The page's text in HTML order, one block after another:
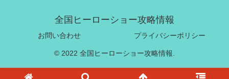
全国ヒーローショー攻略情報
お問い合わせ プライバシーポリシー
© 2022 全国ヒーローショー攻略情報.